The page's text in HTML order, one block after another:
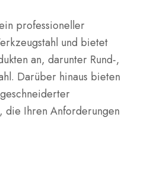
professioneller
und bietet
an, darunter Rund-,
Darüber hinaus bieten
die Ihren Anforderungen